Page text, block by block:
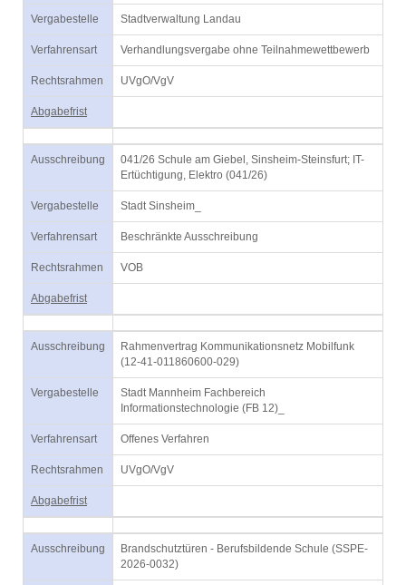
Vergabestelle Stadtverwaltung Landau
Verfahrensart Verhandlungsvergabe ohne Teilnahmewettbewerb
Rechtsrahmen UVgO/VgV
Abgabefrist
Ausschreibung
041/26 Schule am Giebel, Sinsheim-Steinsfurt; IT-
Ertüchtigung, Elektro (041/26)
Vergabestelle Stadt Sinsheim_
Verfahrensart Beschränkte Ausschreibung
Rechtsrahmen VOB
Abgabefrist
Ausschreibung
Rahmenvertrag Kommunikationsnetz Mobilfunk
(12-41-011860600-029)
Vergabestelle
Stadt Mannheim Fachbereich
Informationstechnologie (FB 12)_
Verfahrensart Offenes Verfahren
Rechtsrahmen UVgO/VgV
Abgabefrist
Ausschreibung
Brandschutztüren - Berufsbildende Schule (SSPE-
2026-0032)